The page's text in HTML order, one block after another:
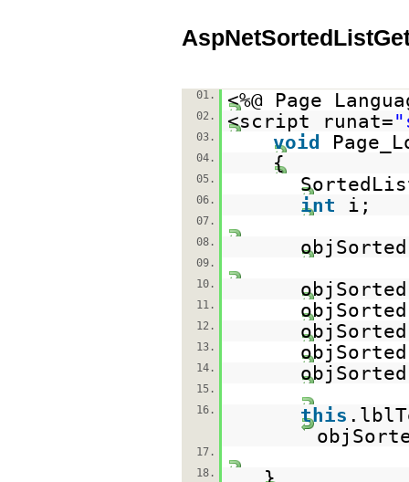
01. <%@ Page
02. <script runat=
03. void
04. {
05.
06. int i;
07.
08.
09.
10.
11.
12.
13.
14.
15.
16.
this
17.
18.